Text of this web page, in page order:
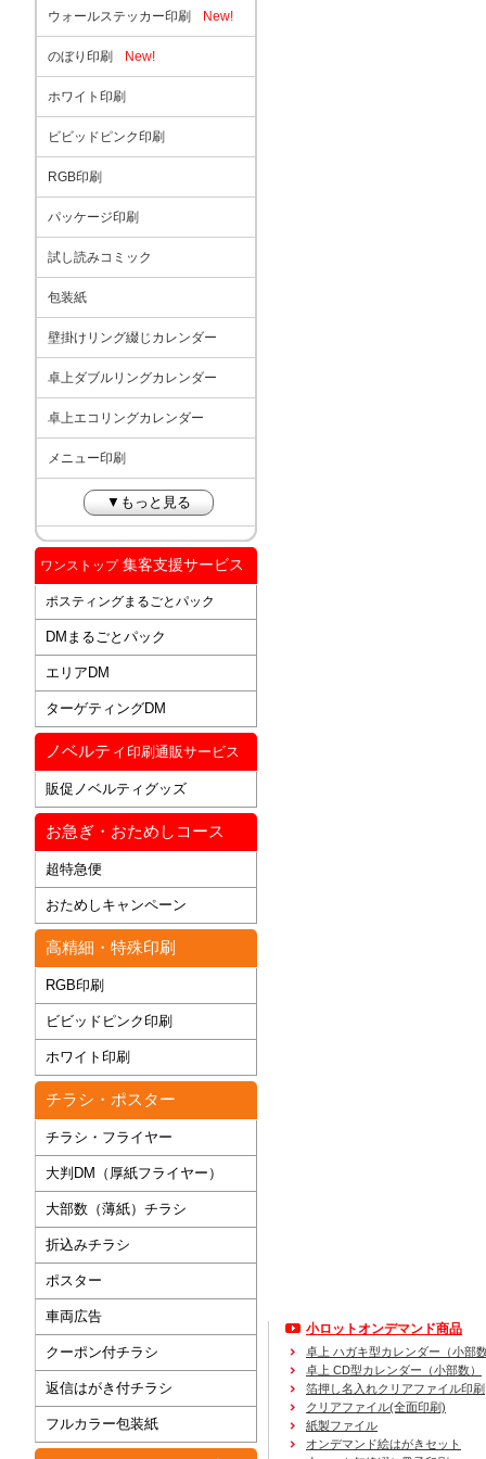
ウォールステッカー印刷 New!
のぼり印刷 New!
ホワイト印刷
ビビッドピンク印刷
RGB印刷
パッケージ印刷
試し読みコミック
包装紙
壁掛けリング綴じカレンダー
卓上ダブルリングカレンダー
卓上エコリングカレンダー
メニュー印刷
▼もっと見る
ワンストップ集客支援サービス
ポスティングまるごとパック
DMまるごとパック
エリアDM
ターゲティングDM
ノベルティ 印刷通販サービス
販促ノベルティグッズ
お急ぎ・おためしコース
超特急便
おためしキャンペーン
高精細・特殊印刷
RGB印刷
ビビッドピンク印刷
ホワイト印刷
チラシ・ポスター
チラシ・フライヤー
大判DM（厚紙フライヤー）
大部数（薄紙）チラシ
折込みチラシ
ポスター
車両広告
クーポン付チラシ
返信はがき付チラシ
フルカラー包装紙
小ロットオンデマンド商品
卓上 ハガキ型カレンダー（小部
卓上 CD型カレンダー（小部数）
箔押し名入れクリアファイル印刷
クリアファイル(全面印刷)
紙製ファイル
オンデマンド絵はがきセット